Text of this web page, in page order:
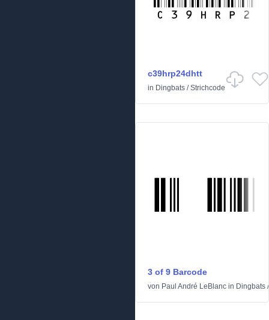
c39hrp24dhtt
in Dingbats /Strichcode
3 of 9 Barcode
von Paul André LeBlanc in Dingbats